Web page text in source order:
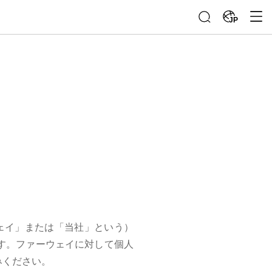
JP
」または「当社」という）
ファーウェイに対して個人
ださい。